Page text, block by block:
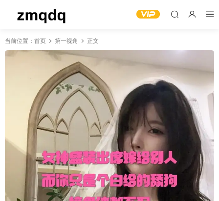
当前位置： 首页 第一视角 正文